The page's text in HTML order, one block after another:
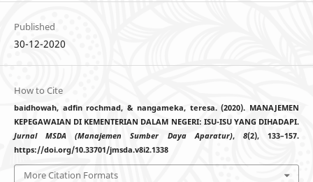
Published
30-12-2020
How to Cite
baidhowah, adfin rochmad, & nangameka, teresa. (2020). MANAJEMEN
KEPEGAWAIAN DI KEMENTERIAN DALAM NEGERI: ISU-ISU YANG DIHADAPI.
Jurnal MSDA (Manajemen Sumber Daya Aparatur), 8(2), 133–157.
https://doi.org/10.33701/jmsda.v8i2.1338
More Citation Formats